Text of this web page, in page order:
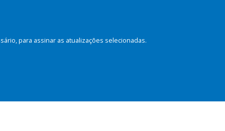
para assinar as atualizações selecionadas.